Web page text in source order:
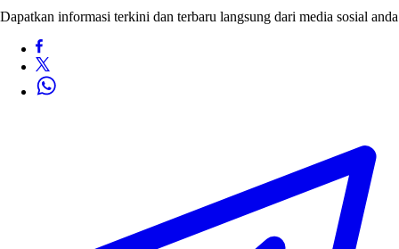
Dapatkan informasi terkini dan terbaru langsung dari media sosial anda